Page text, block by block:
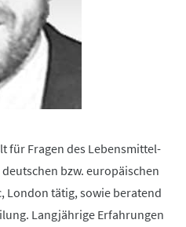
für Fragen des Lebensmittel-
bzw. europäischen
London tätig, sowie beratend
Langjährige Erfahrungen